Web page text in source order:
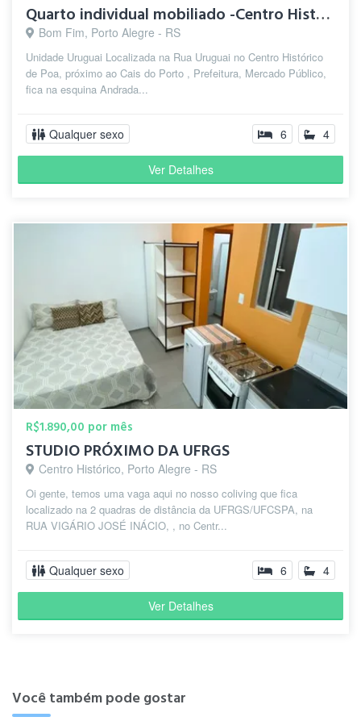
Quarto individual mobiliado -Centro Histórico
Bom Fim, Porto Alegre - RS
Unidade Uruguai Localizada na Rua Uruguai no Centro Histórico
de Poa, próximo ao Cais do Porto , Prefeitura, Mercado Público,
fica na esquina Andrada...
Qualquer sexo 6 4
Ver Detalhes
R$1.890,00 por mês
STUDIO PRÓXIMO DA UFRGS
Centro Histórico, Porto Alegre - RS
Oi gente, temos uma vaga aqui no nosso coliving que fica
localizado na 2 quadras de distância da UFRGS/UFCSPA, na
RUA VIGÁRIO JOSÉ INÁCIO, , no Centr...
Qualquer sexo 6 4
Ver Detalhes
Você também pode gostar